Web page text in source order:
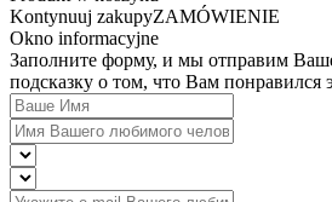
Kontynuuj zakupyZAMÓWIENIE
Okno informacyjne
Заполните форму, и мы отправим
подсказку о том, что Вам понравился